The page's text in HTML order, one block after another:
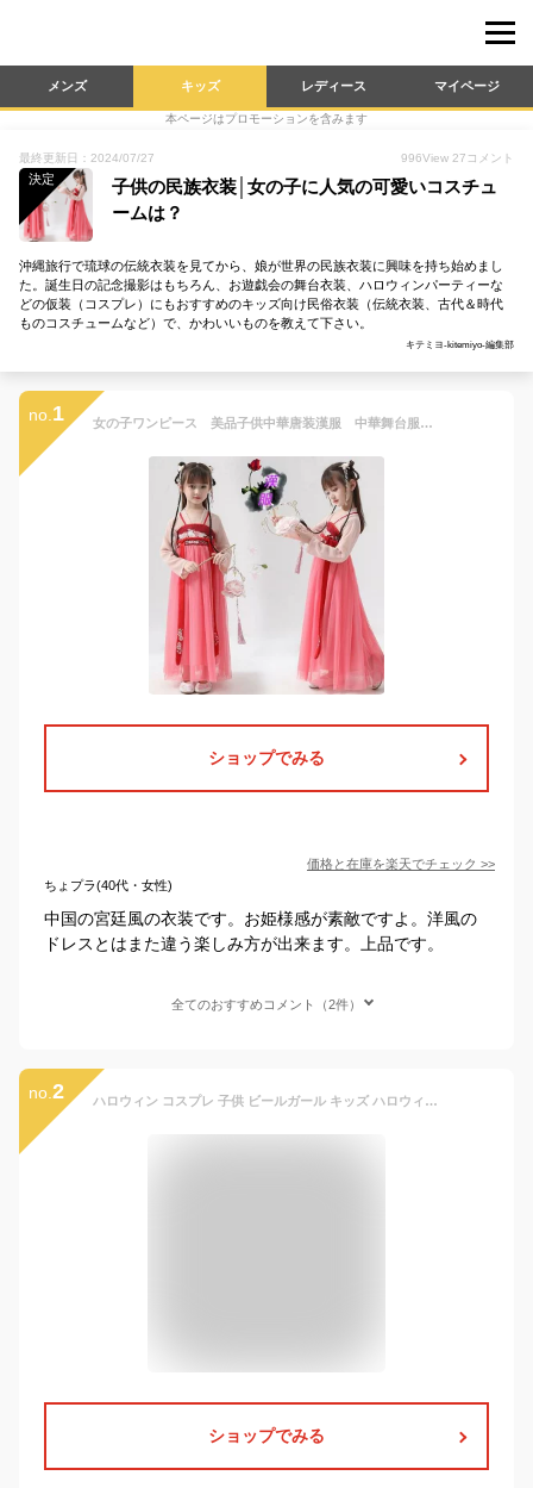
メンズ キッズ レディース マイページ
本ページはプロモーションを含みます
最終更新日：2024/07/27 996View 27 コメント
決定
子供の民族衣装│女の子に人気の可愛いコスチュ
ームは？
沖縄旅行で琉球の伝統衣装を見てから、娘が世界の民族衣装に興味を持ち始めまし
た。誕生日の記念撮影はもちろん、お遊戯会の舞台衣装、ハロウィンパーティーな
どの仮装（コスプレ）にもおすすめのキッズ向け民俗衣装（伝統衣装、古代＆時代
ものコスチュームなど）で、かわいいものを教えて下さい。
キテミヨ-kitemiyo-編集部
no. 1 女の子ワンピース 美品子供中華唐装漢服 中華舞台服装 キッズ中国古代宮廷風ワンピ イベントコスプレ衣装/学園祭チャイナドレス/写真撮影ドレス/演出服/貴妃服 学園際文化際写真撮影
ショップでみる
価格と在庫を楽天でチェック >>
ちょプラ(40代・女性)
中国の宮廷風の衣装です。お姫様感が素敵ですよ。洋風の
ドレスとはまた違う楽しみ方が出来ます。上品です。
全てのおすすめコメント（2件）
no. 2 ハロウィン コスプレ 子供 ビールガール キッズ ハロウィン コスプレ ドイツ 民族衣装 メイド ディアンドル チロリアン 舞台 イベント演出服♪子供用 仮装 衣装 コスチューム 翌日配達 bauty1033
ショップでみる